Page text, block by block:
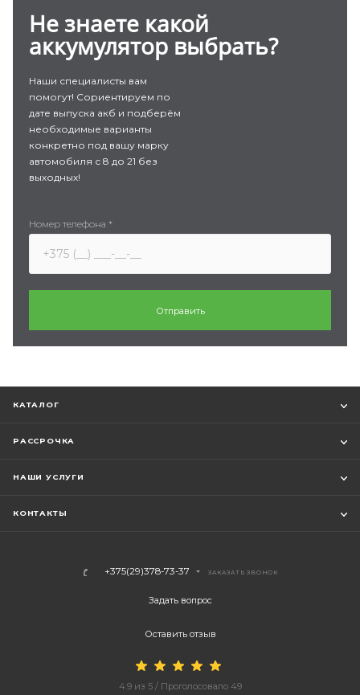
Не знаете какой
аккумулятор выбрать?
Наши специалисты вам
помогут! Сориентируем по
дате выпуска акб и подберём
необходимые варианты
конкретно под вашу марку
автомобиля с 8 до 21 без
выходных!
Номер телефона *
КАТАЛОГ
РАССРОЧКА
НАШИ УСЛУГИ
КОНТАКТЫ
+375(29)378-73-37 ЗАКАЗАТЬ ЗВОНОК
Задать вопрос
Оставить отзыв
4.9из 5/ Проголосовало 49